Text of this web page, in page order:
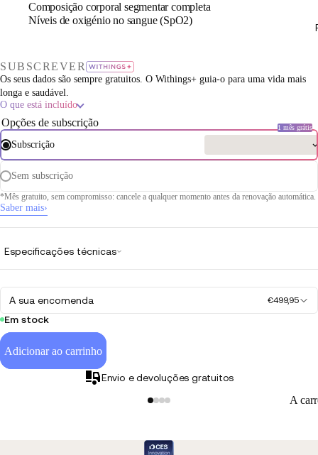
A
Composição corporal segmentar completa
Níveis de oxigénio no sangue (SpO2)
SUBSCREVER
Os seus dados são sempre gratuitos. O Withings+ guia-o para uma vida mais
longa e saudável.
O que está incluído
Opções de subscrição
Subscrição
1 mês grátis
Sem subscrição
*Mês gratuito, sem compromisso: cancele a qualquer momento antes da renovação automática.
Saber mais›
Especificações técnicas
A sua encomenda €499,95
Em stock
Adicionar ao carrinho
Envio e devoluções gratuitos